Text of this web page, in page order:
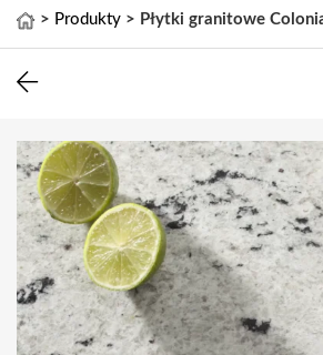
> Produkty > Płytki granitowe